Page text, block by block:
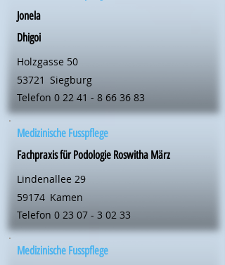
Jonela
Dhigoi
Holzgasse 50
53721 Siegburg
Telefon 0 22 41 - 8 66 36 83
Medizinische Fusspflege
Fachpraxis für Podologie Roswitha März
Lindenallee 29
59174 Kamen
Telefon 0 23 07 - 3 02 33
Medizinische Fusspflege